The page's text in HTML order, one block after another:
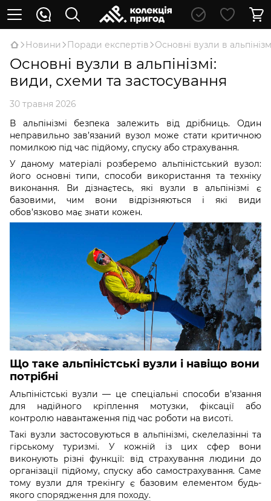
Новини Поради експертів Основні вузли в
Основні вузли в альпінізмі:
види, схеми та застосування
30 травня 2026
В альпінізмі безпека залежить від дрібниць. Один
неправильно зав’язаний вузол може стати критичною
помилкою під час підйому, спуску або страхування.
У даному матеріалі розберемо альпіністський вузол:
його основні типи, способи використання та техніку
виконання. Ви дізнаєтесь, які вузли в альпінізмі є
базовими, чим вони відрізняються і які види
обов’язково має знати кожен.
Що таке альпіністські вузли і навіщо вони
потрібні
Альпіністські вузли — це спеціальні способи в’язання
для надійного кріплення мотузки, фіксації або
контролю навантаження під час роботи на висоті.
Такі вузли застосовуються в альпінізмі, скелелазінні та
гірському туризмі. У кожній із цих сфер вони
виконують різні функції: від страхування людини до
організації підйому, спуску або самострахування. Саме
тому вузли для трекінгу є базовим елементом будь-
якого спорядження для походу.